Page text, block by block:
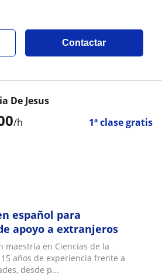
Contactar
/h 1ª clase gratis
De Jesus
español para
apoyo a extranjeros
maestría en Ciencias de la
años de experiencia frente a
desde p...